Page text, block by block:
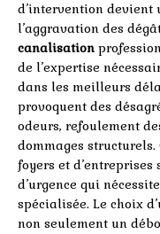
d’intervention
l’aggravation des
canalisation
de l’expertise
dans les meilleurs
provoquent des
odeurs, refoulement
dommages
foyers et
d’urgence qui
spécialisée. Le choix
non seulement un